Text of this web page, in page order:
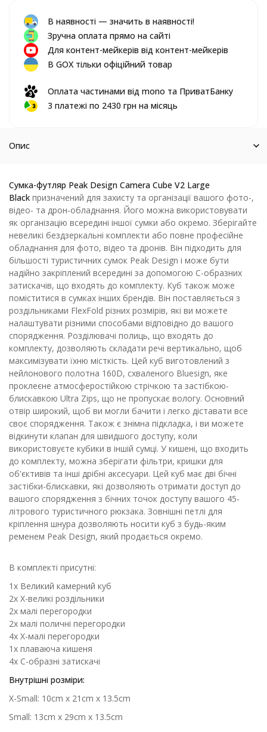
В наявності — значить в наявності!
Зручна оплата прямо на сайті
Для контент-мейкерів від контент-мейкерів
В GOX тільки офіційний товар
Оплата частинами від mono та ПриватБанку
3 платежі по 2430 грн на місяць
Опис
Сумка-футляр Peak Design Camera Cube V2 Large
Black призначений для захисту та організації вашого фото-,
відео- та дрон-обладнання. Його можна використовувати
як організацію всередині іншої сумки або окремо. Зберігайте
невеликі бездзеркальні комплекти або повне професійне
обладнання для фото, відео та дронів. Він підходить для
більшості туристичних сумок Peak Design і може бути
надійно закріплений всередині за допомогою C-образних
затискачів, що входять до комплекту. Куб також може
поміститися в сумках інших брендів. Він поставляється з
роздільниками FlexFold різних розмірів, які ви можете
налаштувати різними способами відповідно до вашого
спорядження. Розділювачі полиць, що входять до
комплекту, дозволяють складати речі вертикально, щоб
максимізувати їхню місткість. Цей куб виготовлений з
нейлонового полотна 160D, схваленого Bluesign, яке
проклеєне атмосферостійкою стрічкою та застібкою-
блискавкою Ultra Zips, що не пропускає вологу. Основний
отвір широкий, щоб ви могли бачити і легко діставати все
своє спорядження. Також є знімна підкладка, і ви можете
відкинути клапан для швидшого доступу, коли
використовуєте кубики в іншій сумці. У кишені, що входить
до комплекту, можна зберігати фільтри, кришки для
об'єктивів та інші дрібні аксесуари. Цей куб має дві бічні
застібки-блискавки, які дозволяють отримати доступ до
вашого спорядження з бічних точок доступу вашого 45-
літрового туристичного рюкзака. Зовнішні петлі для
кріплення шнура дозволяють носити куб з будь-яким
ременем Peak Design, який продається окремо.
В комплекті присутні:
1x Великий камерний куб
2x X-великі роздільники
2x малі перегородки
2x малі поличні перегородки
4x X-малі перегородки
1x плаваюча кишеня
4x С-образні затискачі
Внутрішні розміри:
X-Small: 10cm x 21cm x 13.5cm
Small: 13cm x 29cm x 13.5cm